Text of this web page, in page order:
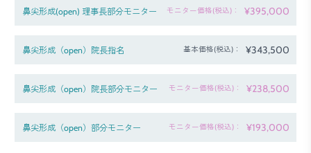
鼻尖形成(open) 理事長部分モニター モニター価格(税込)： ¥395,000
鼻尖形成（open）院長指名 基本価格(税込)： ¥343,500
鼻尖形成（open）院長部分モニター モニター価格(税込)： ¥238,500
鼻尖形成（open）部分モニター モニター価格(税込)： ¥193,000